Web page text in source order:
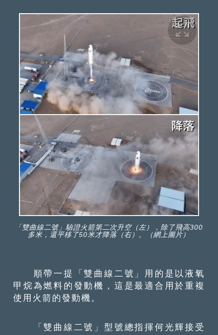
「雙曲線二號」驗證火箭第二次升空（左），除了飛高300
多米，還平移了50米才降落（右）。（網上圖片）
順帶一提「雙曲線二號」用的是以液氧
甲烷為燃料的發動機，這是最適合用於重複
使用火箭的發動機。
「雙曲線二號」型號總指揮何光輝接受